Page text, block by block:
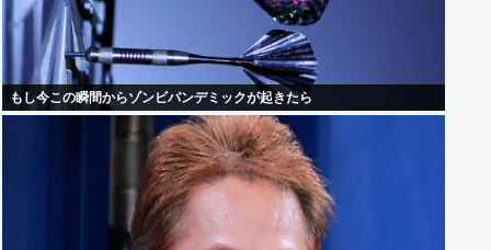
もし今この瞬間からゾンビパンデミックが起きたら